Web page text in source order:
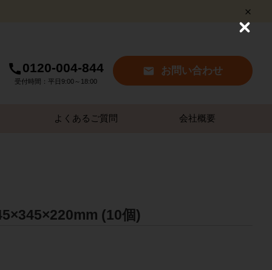
0120-004-844
受付時間：平日9:00～18:00
お問い合わせ
よくあるご質問 会社概要
(10個)
C
s